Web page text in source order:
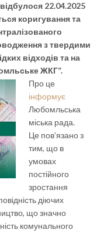
22.04.2025
коригування та
з твердими
відходів та на
ЖКГ”.
Про це
інформує
Любомльська
міська рада.
Це пов’язано з
тим, що в
умовах
постійного
зростання
діючих
що значно
комунального